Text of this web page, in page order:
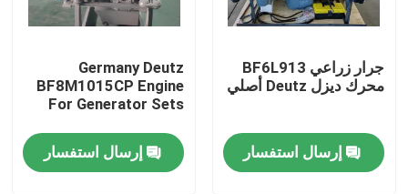
ضبط الجودة
اتصل بنا
جرار زراعي BF6L913
محرك ديزل Deutz أصلي
إرسال استفسار
Germany Deutz
BF8M1015CP Engine
For Generator Sets
إرسال استفسار